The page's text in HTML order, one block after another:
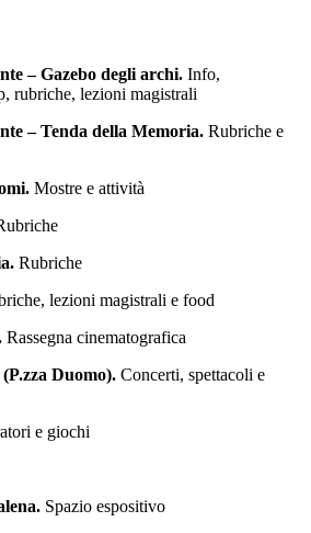
– Gazebo degli archi. Info,
rubriche, lezioni magistrali
– Tenda della Memoria. Rubriche e
Mostre e attività
Rubriche
lezioni magistrali e food
Rassegna cinematografica
Duomo). Concerti, spettacoli e
e giochi
Spazio espositivo